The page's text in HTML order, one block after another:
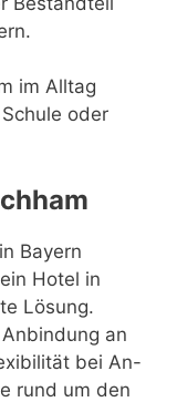
im Alltag
oder
Bayern
Hotel in
Lösung.
an
bei An-
rund um den